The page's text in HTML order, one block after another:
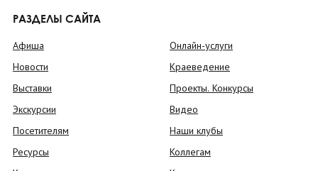
РАЗДЕЛЫ САЙТА
Афиша
Новости
Выставки
Экскурсии
Посетителям
Ресурсы
Онлайн-услуги
Краеведение
Проекты. Конкурсы
Видео
Наши клубы
Коллегам